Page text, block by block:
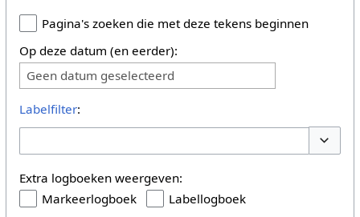
Pagina's zoeken die met deze tekens beginnen
Op deze datum (en eerder):
Geen datum geselecteerd
Labelfilter:
Extra logboeken weergeven:
Markeerlogboek
Labellogboek